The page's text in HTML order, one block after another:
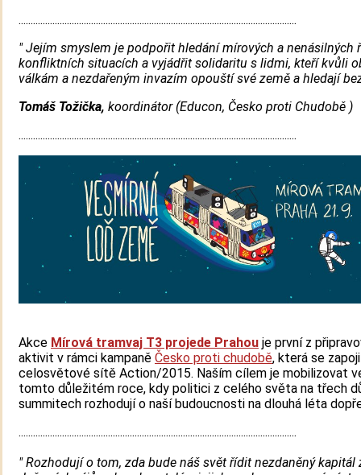
...................................................................................................................
" Jejím smyslem je podpořit hledání mírových a nenásilných
konfliktních situacích a vyjádřit solidaritu s lidmi, kteří kvůli
válkám a nezdařeným invazím opouští své země a hledají
Tomáš Tožička, koordinátor (Educon, Česko proti Chudobě )
...................................................................................................................
Akce Mírová tramvaj T3 projede Prahou je první z
aktivit v rámci kampaně Česko proti chudobě, která se
celosvětové sítě Action/2015. Naším cílem je mobilizovat
tomto důležitém roce, kdy politici z celého světa na třech
summitech rozhodují o naší budoucnosti na dlouhá léta
...................................................................................................................
" Rozhodují o tom, zda bude náš svět řídit nezdaněný kapitál